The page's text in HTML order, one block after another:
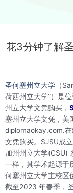
花3分钟了解
圣何塞州立大学 （
荷西州立大学”）是
州立大学文凭购买，
塞州立大学文凭，美
diplomaokay.com.在
文凭购买。SJSU成
加州州立大学(CSU)
一样，其学术起源于
何塞州立大学主校区
截至2023 年春季，